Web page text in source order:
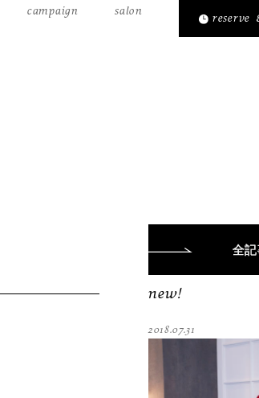
campaign salon
reserve
全
new!
2018.07.31